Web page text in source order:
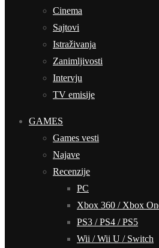
Cinema
Sajtovi
Istraživanja
Zanimljivosti
Intervju
TV emisije
GAMES
Games vesti
Najave
Recenzije
PC
Xbox 360 / Xbox
PS3 / PS4 / PS5
Wii / Wii U / Switch